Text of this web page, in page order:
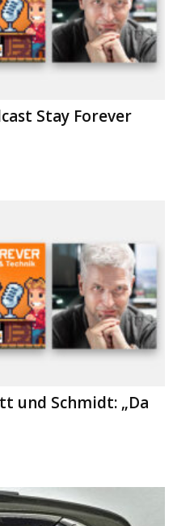
Stay Forever
und Schmidt: „Da